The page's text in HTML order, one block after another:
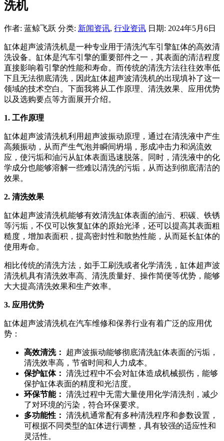
洗机
作者: 蓝鲸飞跃 分类: 新闻资讯, 行业资讯 日期: 2024年5月6日
缸体超声波清洗机是一种专业用于清洗汽车引擎缸体的高效清
洗设备。缸体是汽车引擎的重要部件之一，其表面的清洁程度
直接影响着引擎的性能和寿命。而传统的清洗方法往往效率低
下且无法彻底清洗，因此缸体超声波清洗机的出现填补了这一
领域的技术空白。下面我将从工作原理、清洗效果、应用优势
以及选购要点等方面展开介绍。
1. 工作原理
缸体超声波清洗机利用超声波振动原理，通过在清洗液中产生
高频振动，从而产生气泡并瞬间坍塌，形成冲击力和涡流效
应，使污垢和油污从缸体表面迅速脱落。同时，清洗液中的化
学成分也能够溶解一些难以清洗的污垢，从而达到彻底清洁的
效果。
2. 清洗效果
缸体超声波清洗机能够有效清洗缸体表面的油污、积碳、铁锈
等污垢，不仅可以恢复缸体的原始光泽，还可以提高其表面粗
糙度，增加表面积，提高密封性和散热性能，从而延长缸体的
使用寿命。
相比传统的清洗方法，如手工刷洗或者化学清洗，缸体超声波
清洗机具有清洗效率高、清洗质量好、操作简便等优势，能够
大大提高清洗效果和生产效率。
3. 应用优势
缸体超声波清洗机在汽车维修和保养行业有着广泛的应用优
势：
高效清洗：
超声波振动能够彻底清洗缸体表面的污垢，
清洗效率高，节省时间和人力成本。
保护缸体： 清洗过程中不会对缸体造成机械损伤，能够
保护缸体表面的精度和光洁度。
环保节能： 清洗过程中无需大量使用化学清洗剂，减少
了对环境的污染，符合环保要求。
多功能性： 清洗机通常配有多种清洗程序和参数设置，
可根据不同类型的缸体进行调整，具有较强的适应性和
灵活性。